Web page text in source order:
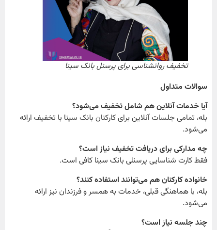
تخفیف روانشناسی برای پرسنل بانک سینا
سوالات متداول
آیا خدمات آنلاین هم شامل تخفیف می‌شود؟
بله، تمامی جلسات آنلاین برای کارکنان بانک سینا با تخفیف ارائه
می‌شود.
چه مدارکی برای دریافت تخفیف نیاز است؟
فقط کارت شناسایی پرسنلی بانک سینا کافی است.
خانواده کارکنان هم می‌توانند استفاده کنند؟
بله، با هماهنگی قبلی، خدمات به همسر و فرزندان نیز ارائه
می‌شود.
چند جلسه نیاز است؟